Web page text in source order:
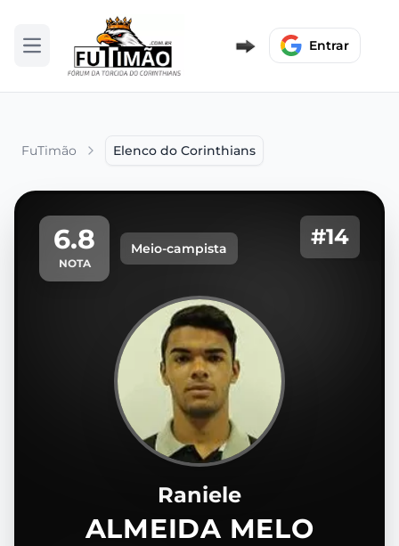
Abrir menu Entrar
FuTimão Elenco do Corinthians
6.8
NOTA
Meio-campista #14
Raniele
ALMEIDA MELO